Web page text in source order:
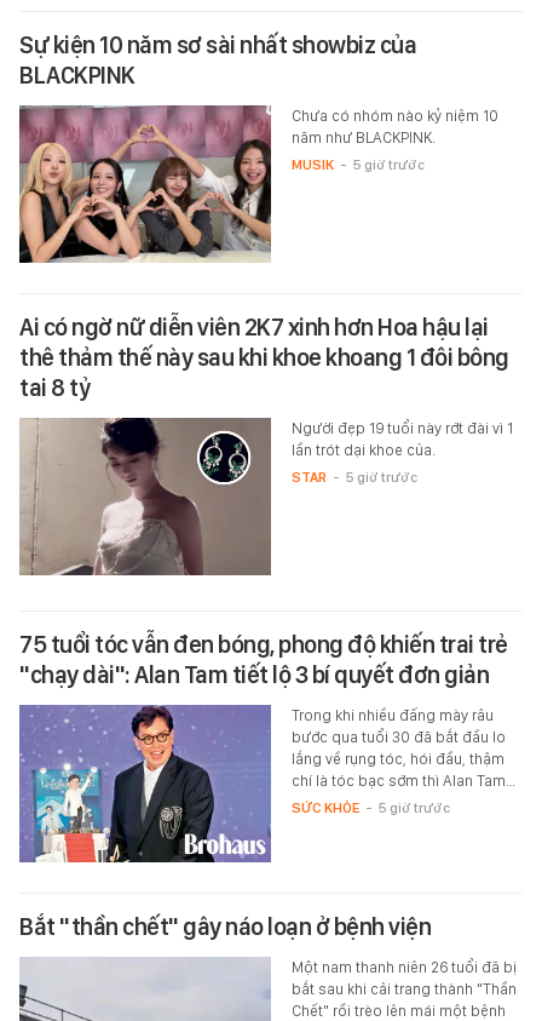
Sự kiện 10 năm sơ sài nhất showbiz của
BLACKPINK
Chưa có nhóm nào kỷ niệm 10
năm như BLACKPINK.
MUSIK - 5 giờ trước
Ai có ngờ nữ diễn viên 2K7 xinh hơn Hoa hậu lại
thê thảm thế này sau khi khoe khoang 1 đôi bông
tai 8 tỷ
Người đẹp 19 tuổi này rớt đài vì 1
lần trót dại khoe của.
STAR - 5 giờ trước
75 tuổi tóc vẫn đen bóng, phong độ khiến trai trẻ
"chạy dài": Alan Tam tiết lộ 3 bí quyết đơn giản
Trong khi nhiều đấng mày râu
bước qua tuổi 30 đã bắt đầu lo
lắng về rụng tóc, hói đầu, thậm
chí là tóc bạc sớm thì Alan Tam…
SỨC KHỎE - 5 giờ trước
Bắt "thần chết" gây náo loạn ở bệnh viện
Một nam thanh niên 26 tuổi đã bị
bắt sau khi cải trang thành "Thần
Chết" rồi trèo lên mái một bệnh